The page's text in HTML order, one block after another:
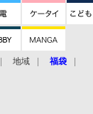
地域 福袋